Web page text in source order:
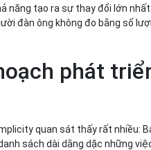
năng tạo ra sự thay đổi lớn
đàn ông không đo bằng số
phát
quan sát thấy rất nhiều:
sách dài dằng dặc những